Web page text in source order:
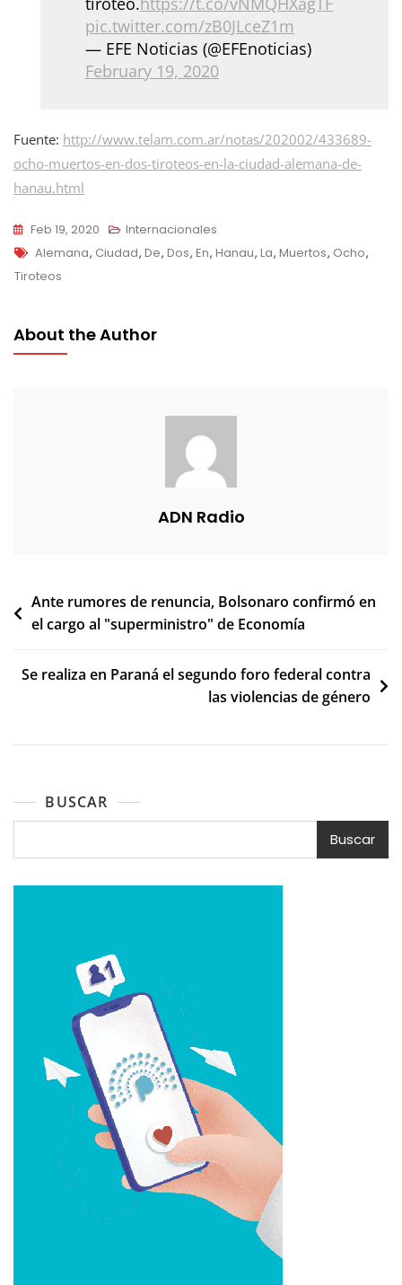
pic.twitter.com/zB0JLceZ1m
— EFE Noticias (@EFEnoticias)
February 19, 2020
Fuente: http://www.telam.com.ar/notas/202002/433689-
ocho-muertos-en-dos-tiroteos-en-la-ciudad-alemana-de-
hanau.html
Feb 19, 2020
Internacionales
Tags
Alemana, Ciudad, De, Dos, En, Hanau, La, Muertos, Ocho,
Tiroteos
About the Author
ADN Radio
Navegación
de
Ante rumores de renuncia, Bolsonaro confirmó en
el cargo al "superministro" de Economía
Se realiza en Paraná el segundo foro federal contra
las violencias de género
BUSCAR
Buscar